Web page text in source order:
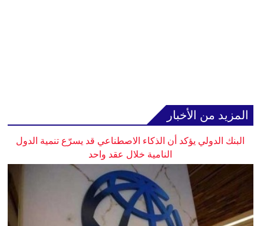
المزيد من الأخبار
البنك الدولي يؤكد أن الذكاء الاصطناعي قد يسرّع تنمية الدول
النامية خلال عقد واحد